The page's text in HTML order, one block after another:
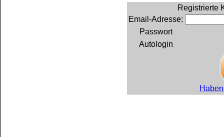
Registrierte
Email-Adresse:
Passwort
Autologin